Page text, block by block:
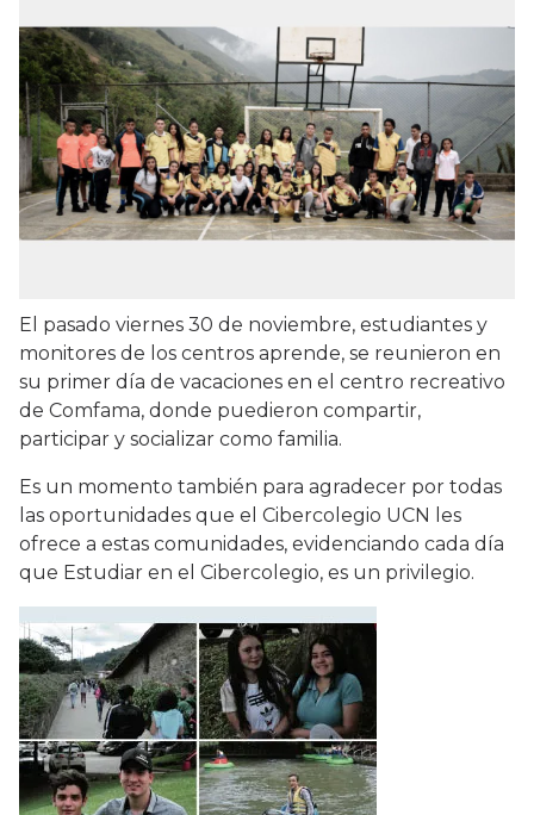
El pasado viernes 30 de noviembre, estudiantes y
monitores de los centros aprende, se reunieron en
su primer día de vacaciones en el centro recreativo
de Comfama, donde puedieron compartir,
participar y socializar como familia.
Es un momento también para agradecer por todas
las oportunidades que el Cibercolegio UCN les
ofrece a estas comunidades, evidenciando cada día
que Estudiar en el Cibercolegio, es un privilegio.